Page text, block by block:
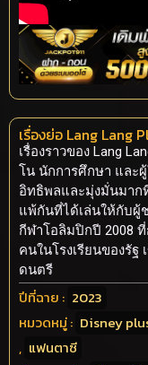
เรื่องย่อ Lang Lang
เรื่องราวของ Lang
โน นักการศึกษา และ
อิทธิพลและมุ่งมั่นมาก
แพ้กันที่ได้เล่นให้กับผู้
กีฬาโอลิมปิกปี 2008
คนในโรงเรียนของรัฐ
ดนตรี
ปีที่ฉาย : 2023
หมวดหมู่ : Disney
, แฟนตาซี